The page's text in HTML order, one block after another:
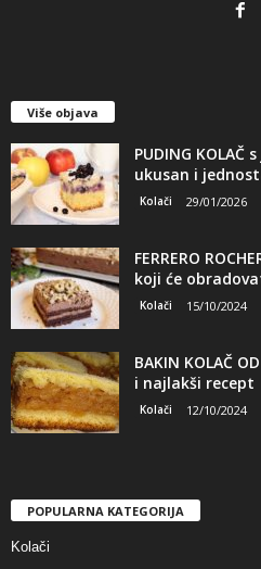
Više objava
PUDING
ukusan i
Kolači 29/01/2026
FERRERO
koji će
Kolači 15/10/2024
BAKIN KOLAČ
i najlakši recept
Kolači 12/10/2024
POPULARNA KATEGORIJA
Kolači